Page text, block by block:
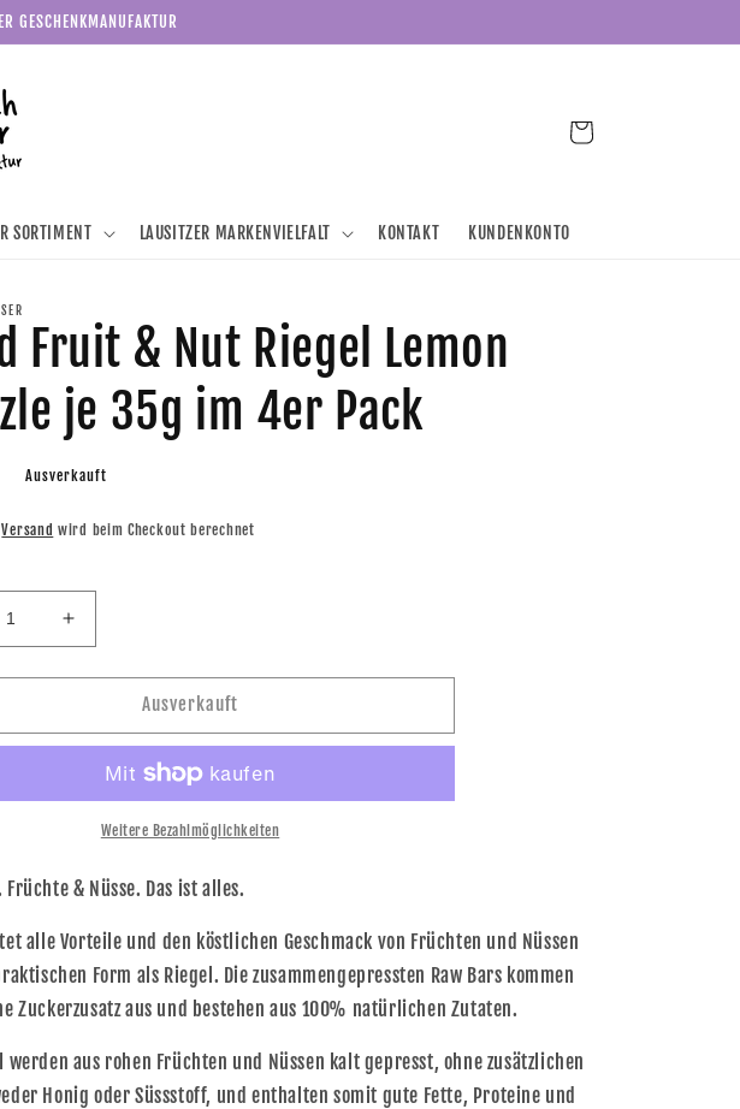
GESCHENKMANUFAKTUR
SORTIMENT LAUSITZER MARKENVIELFALT KONTAKT KUNDENKONTO
Warenkorb
Fruit & Nut Riegel Lemon
je 35g im 4er Pack
Ausverkauft
Versand wird beim Checkout berechnet
Erhöhe
die
Menge
nakd
&amp;
Nut
Riegel
Drizzle
35g
im
4er
Pack
Ausverkauft
Weitere Bezahlmöglichkeiten
Früchte & Nüsse. Das ist alles.
alle Vorteile und den köstlichen Geschmack von Früchten und Nüssen
Form als Riegel. Die zusammengepressten Raw Bars kommen
Zuckerzusatz aus und bestehen aus 100% natürlichen Zutaten.
werden aus rohen Früchten und Nüssen kalt gepresst, ohne zusätzlichen
Honig oder Süssstoff, und enthalten somit gute Fette, Proteine und